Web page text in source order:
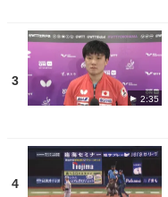
3
2:35
4